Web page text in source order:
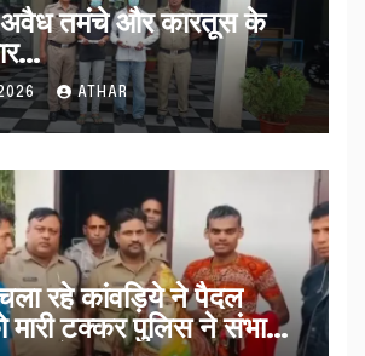
अवैध तमंचे और कारतूस के
ATHAR
रहे कांवड़िये ने पैदल
मारी टक्कर पुलिस ने संभाला